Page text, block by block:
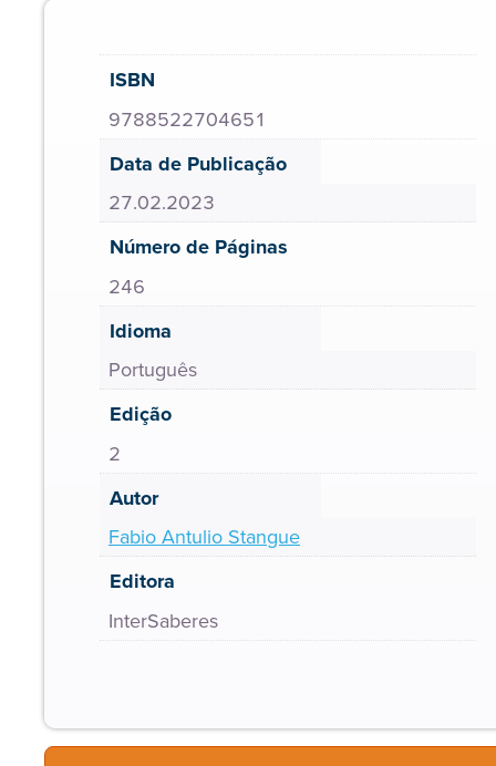
ISBN
9788522704651
Data de Publicação
27.02.2023
Número de Páginas
246
Idioma
Português
Edição
2
Autor
Fabio Antulio Stangue
Editora
InterSaberes